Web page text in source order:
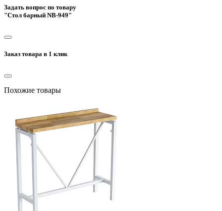
Задать вопрос по товару
"Стол барный NB-949"
Заказ товара в 1 клик
Похожие товары